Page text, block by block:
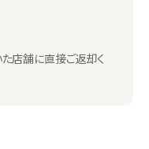
店舗に直接ご返却く